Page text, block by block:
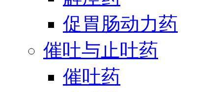
促胃肠动力药
催吐与止吐药
催吐药